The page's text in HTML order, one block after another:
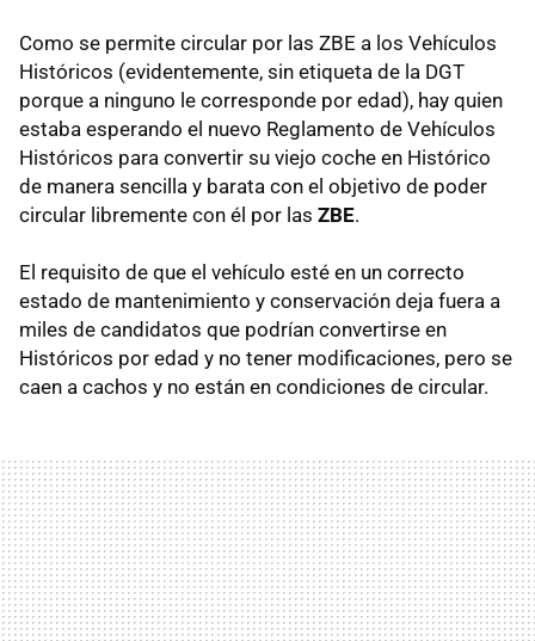
Como se permite circular por las ZBE a los Vehículos
Históricos (evidentemente, sin etiqueta de la DGT
porque a ninguno le corresponde por edad), hay quien
estaba esperando el nuevo Reglamento de Vehículos
Históricos para convertir su viejo coche en Histórico
de manera sencilla y barata con el objetivo de poder
circular libremente con él por las ZBE.
El requisito de que el vehículo esté en un correcto
estado de mantenimiento y conservación deja fuera a
miles de candidatos que podrían convertirse en
Históricos por edad y no tener modificaciones, pero se
caen a cachos y no están en condiciones de circular.